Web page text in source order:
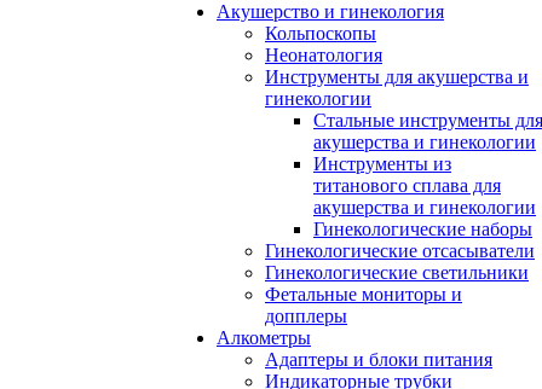
Акушерство и гинекология
Кольпоскопы
Неонатология
Инструменты для акушерства и
гинекологии
Стальные инструменты для
акушерства и гинекологии
Инструменты из
титанового сплава для
акушерства и гинекологии
Гинекологические наборы
Гинекологические отсасыватели
Гинекологические светильники
Фетальные мониторы и
допплеры
Алкометры
Адаптеры и блоки питания
Индикаторные трубки